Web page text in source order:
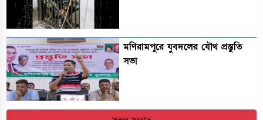
মণিরামপুরে যুবদলের যৌথ প্রস্তুতি
সভা